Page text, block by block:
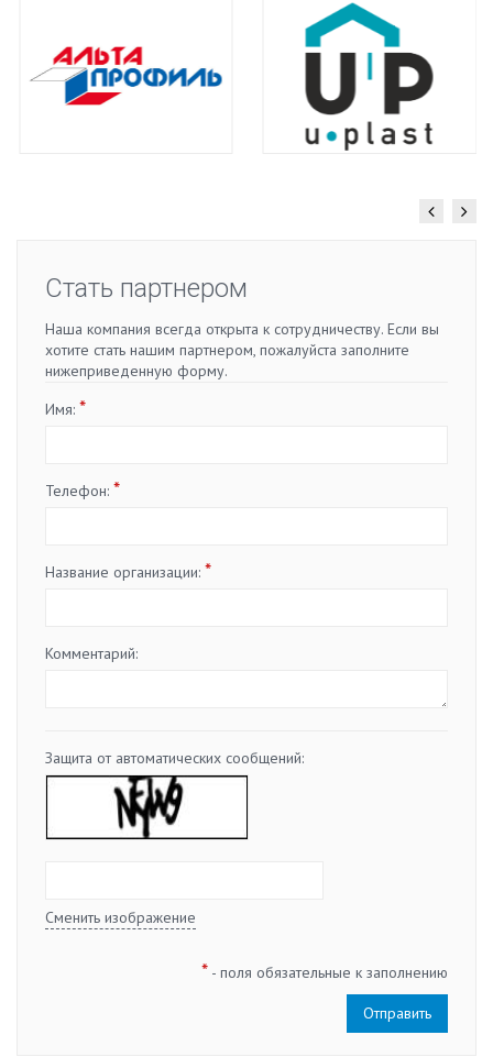
Стать партнером
Наша компания всегда открыта к сотрудничеству. Если вы
хотите стать нашим партнером, пожалуйста заполните
нижеприведенную форму.
Имя: *
Телефон: *
Название организации: *
Комментарий:
Защита от автоматических сообщений:
Сменить изображение
* - поля обязательные к заполнению